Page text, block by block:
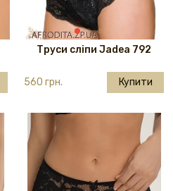
Труси сліпи Jadea 792
560 грн. Купити